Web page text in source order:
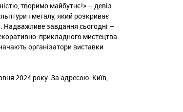
творимо майбутнє!» – девіз
і металу, який розкриває
Надважливе завдання сьогодні —
прикладного мистецтва
організатори виставки
2024 року. За адресою: Київ,